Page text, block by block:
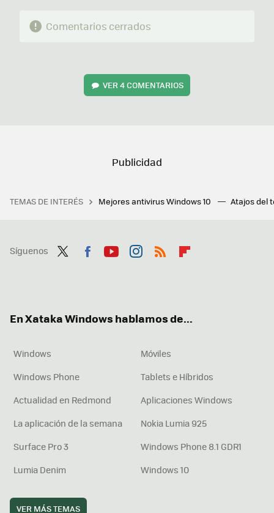
Comentarios cerrados
VER4 COMENTARIOS
TEMAS DE INTERÉS Mejores antivirus Windows 10 Atajos del
Síguenos
En Xataka Windows hablamos de...
Windows
Móviles
Windows Phone
Tablets e Híbridos
Actualidad en Redmond
Aplicaciones Windows
La aplicación de la semana
Nokia Lumia 925
Surface Pro 3
Windows Phone 8.1 GDR1
Lumia Denim
Windows 10
VER MÁS TEMAS